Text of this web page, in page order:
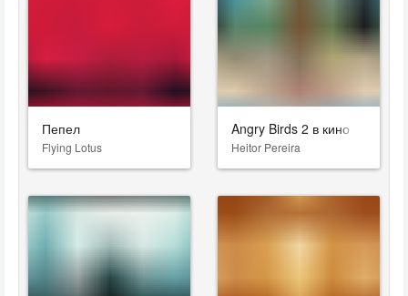
Пепел
Flying Lotus
Angry Birds 2 в кино
Heitor Pereira